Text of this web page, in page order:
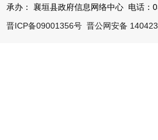
承办： 襄垣县政府信息网络中心 电话：
晋ICP备09001356号 晋公网安备